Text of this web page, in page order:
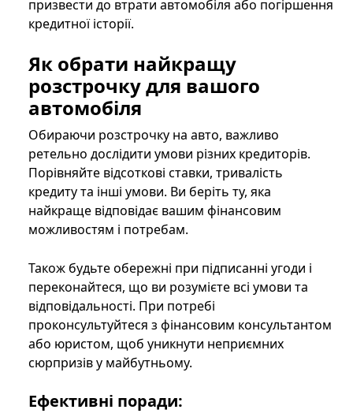
призвести до втрати автомобіля або погіршення
кредитної історії.
Як обрати найкращу
розстрочку для вашого
автомобіля
Обираючи розстрочку на авто, важливо
ретельно дослідити умови різних кредиторів.
Порівняйте відсоткові ставки, тривалість
кредиту та інші умови. Ви беріть ту, яка
найкраще відповідає вашим фінансовим
можливостям і потребам.
Також будьте обережні при підписанні угоди і
переконайтеся, що ви розумієте всі умови та
відповідальності. При потребі
проконсультуйтеся з фінансовим консультантом
або юристом, щоб уникнути неприємних
сюрпризів у майбутньому.
Ефективні поради: